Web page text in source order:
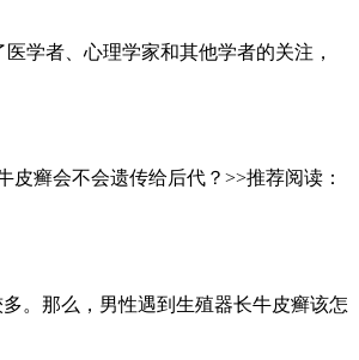
学者、心理学家和其他学者的关注，
癣会不会遗传给后代？>>推荐阅读：
。那么，男性遇到生殖器长牛皮癣该怎